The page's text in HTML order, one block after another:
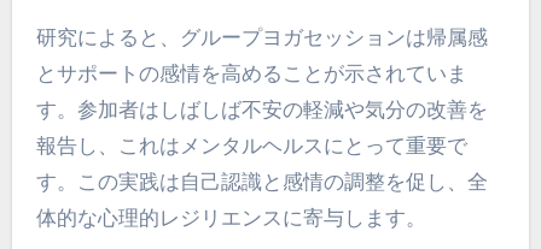
研究によると、グループヨガセッションは帰属感
とサポートの感情を高めることが示されていま
す。参加者はしばしば不安の軽減や気分の改善を
報告し、これはメンタルヘルスにとって重要で
す。この実践は自己認識と感情の調整を促し、全
体的な心理的レジリエンスに寄与します。